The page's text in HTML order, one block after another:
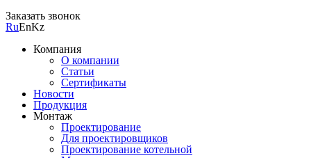
Заказать звонок
RuEnKz
Компания
О компании
Статьи
Сертификаты
Новости
Продукция
Монтаж
Проектирование
Для проектировщиков
Проектирование котельной